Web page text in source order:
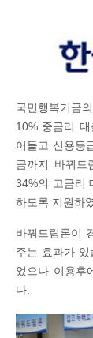
국민행복기금
10% 중금리
어들고 신용등
금까지 바꿔
34%의 고금리
하도록 지원하
바꿔드림론이
주는 효과가
었으나 이용후
다.